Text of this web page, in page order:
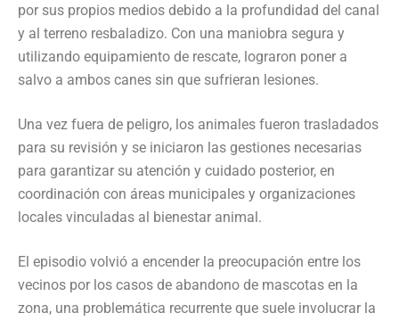
por sus propios medios debido a la profundidad del canal
y al terreno resbaladizo. Con una maniobra segura y
utilizando equipamiento de rescate, lograron poner a
salvo a ambos canes sin que sufrieran lesiones.
Una vez fuera de peligro, los animales fueron trasladados
para su revisión y se iniciaron las gestiones necesarias
para garantizar su atención y cuidado posterior, en
coordinación con áreas municipales y organizaciones
locales vinculadas al bienestar animal.
El episodio volvió a encender la preocupación entre los
vecinos por los casos de abandono de mascotas en la
zona, una problemática recurrente que suele involucrar la